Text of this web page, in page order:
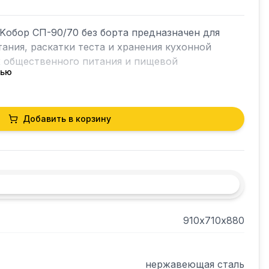
СП-90/70 без борта предназначен для
раскатки теста и хранения кухонной
общественного питания и пищевой
листом ламинированной древесно-
16 мм, что увеличивает прочность и
мм.
Добавить в корзину
910х710х880
нержавеющая сталь